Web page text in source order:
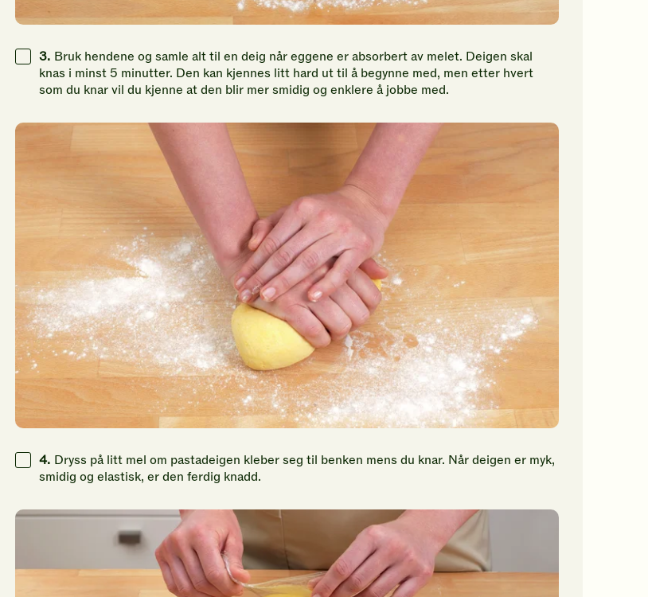
3. Bruk hendene og samle alt til en deig når eggene er absorbert av melet. Deigen skal
knas i minst 5 minutter. Den kan kjennes litt hard ut til å begynne med, men etter hvert
som du knar vil du kjenne at den blir mer smidig og enklere å jobbe med.
4. Dryss på litt mel om pastadeigen kleber seg til benken mens du knar. Når deigen er myk,
smidig og elastisk, er den ferdig knadd.